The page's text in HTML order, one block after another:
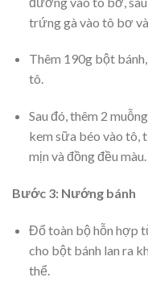
trứng gà vào tô bơ
Thêm 190g bột
tô.
Sau đó, thêm 2
kem sữa béo vào tô,
mịn và đồng đều màu.
Bước 3: Nướng bánh
Đổ toàn bộ hỗn hợp
cho bột bánh lan ra
thể.